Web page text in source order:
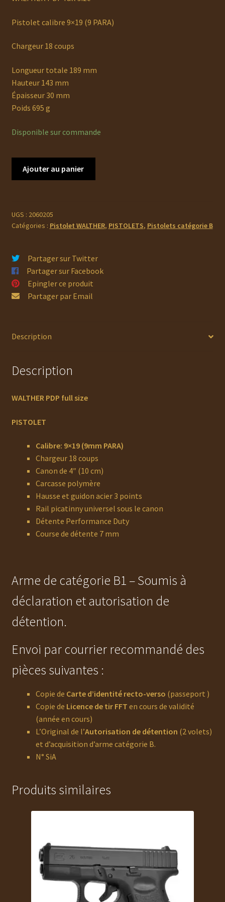
Pistolet calibre 9×19 (9 PARA)
Chargeur 18 coups
Longueur totale 189 mm
Hauteur 143 mm
Épaisseur 30 mm
Poids 695 g
Disponible sur commande
full
size
Ajouter au panier
UGS : 2060205
Catégories : Pistolet WALTHER, PISTOLETS, Pistolets catégorie B
Partager sur Twitter
Partager sur Facebook
Epingler ce produit
Partager par Email
Description
Description
WALTHER PDP full size
PISTOLET
Calibre: 9×19 (9mm PARA)
Chargeur 18 coups
Canon de 4″ (10 cm)
Carcasse polymère
Hausse et guidon acier 3 points
Rail picatinny universel sous le canon
Détente Performance Duty
Course de détente 7 mm
Arme de catégorie B1 – Soumis à
déclaration et autorisation de
détention.
Envoi par courrier recommandé des
pièces suivantes :
Copie de Carte d’identité recto-verso (passeport )
Copie de Licence de tir FFT en cours de validité
(année en cours)
L’Original de l’Autorisation de détention (2 volets)
et d’acquisition d’arme catégorie B.
N° SiA
Produits similaires